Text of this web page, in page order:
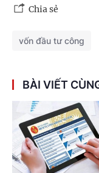
Chia sẻ
vốn đầu tư công
BÀI VIẾT